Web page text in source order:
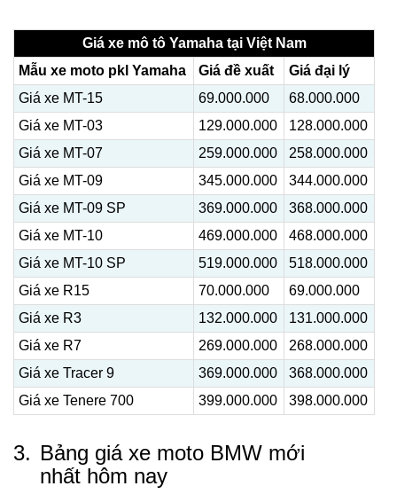
Giá xe mô tô Yamaha tại Việt Nam
Mẫu xe moto pkl Yamaha
Giá đề xuất
Giá đại lý
Giá xe MT-15
69.000.000
68.000.000
Giá xe MT-03
129.000.000
128.000.000
Giá xe MT-07
259.000.000
258.000.000
Giá xe MT-09
345.000.000
344.000.000
Giá xe MT-09 SP
369.000.000
368.000.000
Giá xe MT-10
469.000.000
468.000.000
Giá xe MT-10 SP
519.000.000
518.000.000
Giá xe R15
70.000.000
69.000.000
Giá xe R3
132.000.000
131.000.000
Giá xe R7
269.000.000
268.000.000
Giá xe Tracer 9
369.000.000
368.000.000
Giá xe Tenere 700
399.000.000 398.000.000
3. Bảng giá xe moto BMW mới
nhất hôm nay